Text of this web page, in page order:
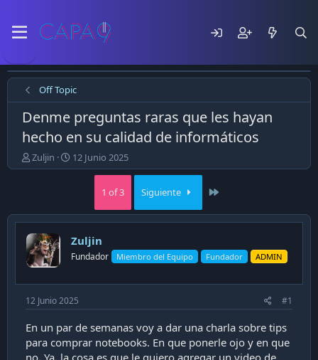
Off Topic
Denme preguntas raras que les hayan
hecho en su calidad de informáticos
E
m
ó
e
l
t
e
m
a
Zuljin
F
e
d
p
u
l
i
c
a
i
12 Junio 2025
1 of 3 Siguiente
Zuljin
Fundador Miembro del Equipo Fundador ADMIN
12 Junio 2025 #1
En un par de semanas voy a dar una charla sobre tips
para comprar notebooks. En que ponerle ojo y en que
no. Ya, la cosa es que le quiero agregar un video de